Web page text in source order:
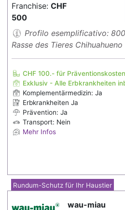
Franchise: CHF
500
Profilo esemplificativo:
Rasse des Tieres Chihuahueno
CHF 100.- für
Exklusiv - Alle Erbkrankheiten
Komplementärmedizin: Ja
Erbkrankheiten Ja
Prävention: Ja
Transport: Nein
Mehr Infos
Rundum-Schutz für Ihr Haustier
wau-miau